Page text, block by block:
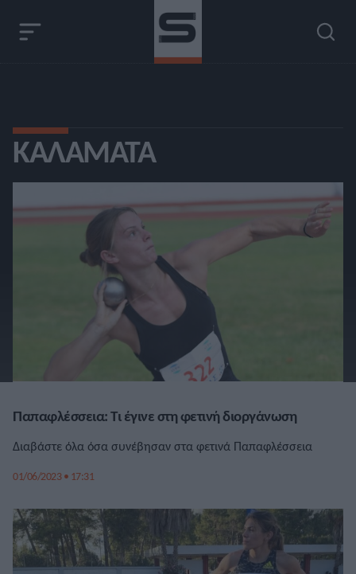
ΚΑΛΑΜΆΤΑ
Παπαφλέσσεια: Τι έγινε στη φετινή διοργάνωση
Διαβάστε όλα όσα συνέβησαν στα φετινά Παπαφλέσσεια
01/06/2023 • 17:31